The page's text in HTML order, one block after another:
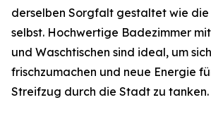
derselben Sorgfalt gestaltet wie
selbst. Hochwertige Badezimmer
und Waschtischen sind ideal, um
frischzumachen und neue Energie
Streifzug durch die Stadt zu tanken.